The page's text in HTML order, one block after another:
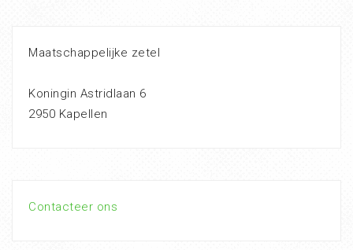
Maatschappelijke zetel
Koningin Astridlaan 6
2950 Kapellen
Contacteer ons